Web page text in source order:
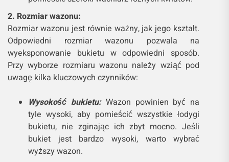
2. Rozmiar wazonu:
Rozmiar wazonu jest równie ważny, jak jego kształt.
Odpowiedni rozmiar wazonu pozwala na
wyeksponowanie bukietu w odpowiedni sposób.
Przy wyborze rozmiaru wazonu należy wziąć pod
uwagę kilka kluczowych czynników:
Wysokość bukietu:Wazon powinien być na
tyle wysoki, aby pomieścić wszystkie łodygi
bukietu, nie zginając ich zbyt mocno. Jeśli
bukiet jest bardzo wysoki, warto wybrać
wyższy wazon.